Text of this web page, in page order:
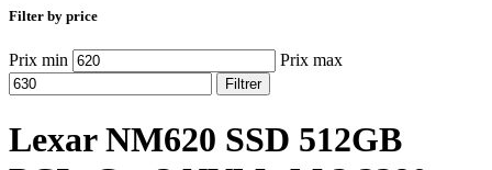
Filter by price
Prix min Prix max
Filtrer
Lexar NM620 SSD 512GB